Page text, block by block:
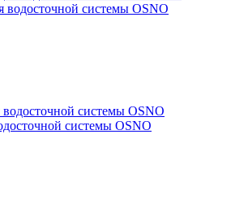
водосточной системы OSNO
системы OSNO